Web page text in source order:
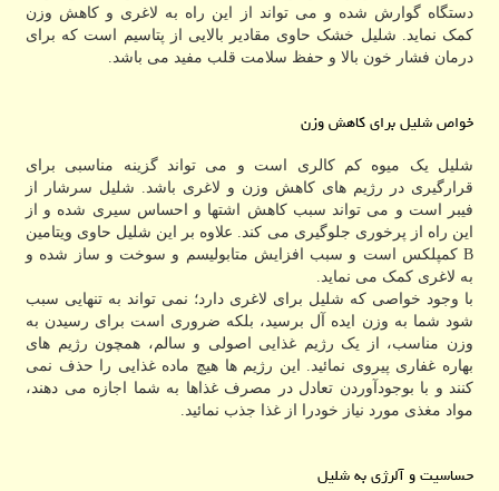
دستگاه گوارش شده و می تواند از این راه به لاغری و کاهش وزن
کمک نماید. شلیل خشک حاوی مقادیر بالایی از پتاسیم است که برای
درمان فشار خون بالا و حفظ سلامت قلب مفید می باشد.
خواص شلیل برای کاهش وزن
شلیل یک میوه کم کالری است و می تواند گزینه مناسبی برای
قرارگیری در رژیم های کاهش وزن و لاغری باشد. شلیل سرشار از
فیبر است و می تواند سبب کاهش اشتها و احساس سیری شده و از
این راه از پرخوری جلوگیری می کند. علاوه بر این شلیل حاوی ویتامین
B کمپلکس است و سبب افزایش متابولیسم و سوخت و ساز شده و
به لاغری کمک می نماید.
با وجود خواصی که شلیل برای لاغری دارد؛ نمی تواند به تنهایی سبب
شود شما به وزن ایده آل برسید، بلکه ضروری است برای رسیدن به
وزن مناسب، از یک رژیم غذایی اصولی و سالم، همچون رژیم های
بهاره غفاری پیروی نمائید. این رژیم ها هیچ ماده غذایی را حذف نمی
کنند و با بوجودآوردن تعادل در مصرف غذاها به شما اجازه می دهند،
مواد مغذی مورد نیاز خودرا از غذا جذب نمائید.
حساسیت و آلرژی به شلیل